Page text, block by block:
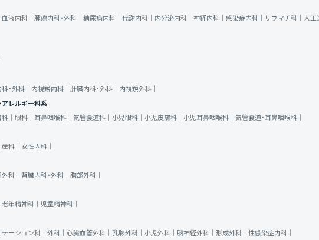
血液内科｜ 腫瘍内科・外科｜ 糖尿病内科｜ 代謝内科｜ 内分泌内科｜ 神経内科｜ 感染症内科｜ リウマチ科｜ 人工
・外科｜ 内視鏡内科｜ 肝臓内科・外科｜ 内視鏡外科｜
アレルギー科系
｜ 眼科｜ 耳鼻咽喉科｜ 気管食道科｜ 小児眼科｜ 小児皮膚科｜ 小児耳鼻咽喉科｜ 気管食道・耳鼻咽喉科｜
産科｜ 女性内科｜
科｜ 腎臓内科・外科｜ 胸部外科｜
老年精神科｜ 児童精神科｜
ーション科｜ 外科｜ 心臓血管外科｜ 乳腺外科｜ 小児外科｜ 脳神経外科｜ 形成外科｜ 性感染症内科｜